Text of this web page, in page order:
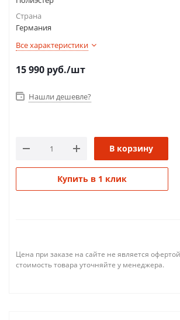
Страна
Германия
Все характеристики
15 990 руб./шт
Нашли дешевле?
В корзину
Купить в 1 клик
Цена при заказе на сайте не является
стоимость товара уточняйте у менеджера.